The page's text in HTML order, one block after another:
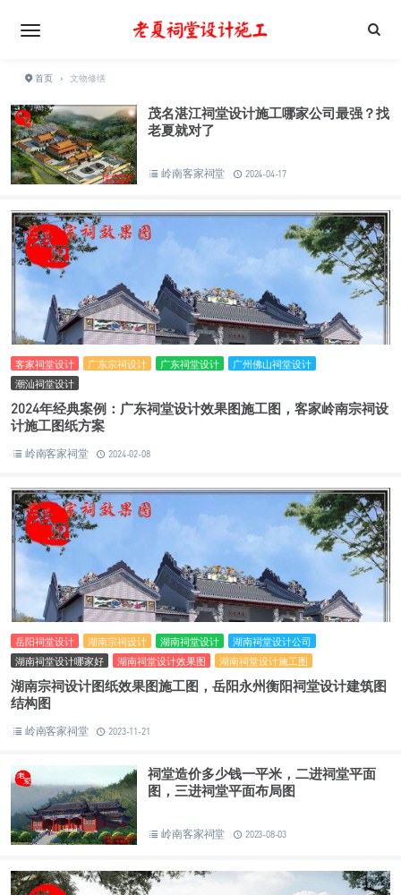
首页 › 文物修缮
茂名湛江祠堂设计施工哪家公司最强？找
老夏就对了
岭南客家祠堂 2024-04-17
客家祠堂设计 广东宗祠设计 广东祠堂设计
广州佛山祠堂设计
潮汕祠堂设计
2024年经典案例：广东祠堂设计效果图施工图，客家岭南宗祠设
计施工图纸方案
岭南客家祠堂 2024-02-08
岳阳祠堂设计 湖南宗祠设计 湖南祠堂设计
湖南祠堂设计公司
湖南祠堂设计哪家好
湖南祠堂设计效果图 湖南祠堂设计施工图
湖南宗祠设计图纸效果图施工图，岳阳永州衡阳祠堂设计建筑图
结构图
岭南客家祠堂 2023-11-21
祠堂造价多少钱一平米，二进祠堂平面
图，三进祠堂平面布局图
岭南客家祠堂 2023-08-03